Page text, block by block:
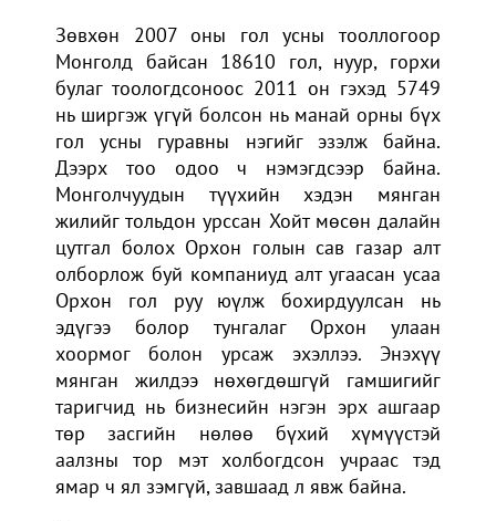
Зөвхөн 2007 оны гол усны тооллогоор
Монголд байсан 18610 гол, нуур, горхи
булаг тоологдсоноос 2011 он гэхэд 5749
нь ширгэж үгүй болсон нь манай орны бүх
гол усны гуравны нэгийг эзэлж байна.
Дээрх тоо одоо ч нэмэгдсээр байна.
Монголчуудын түүхийн хэдэн мянган
жилийг тольдон урссан Хойт мөсөн далайн
цутгал болох Орхон голын сав газар алт
олборлож буй компаниуд алт угаасан усаа
Орхон гол руу юүлж бохирдуулсан нь
эдүгээ болор тунгалаг Орхон улаан
хоормог болон урсаж эхэллээ. Энэхүү
мянган жилдээ нөхөгдөшгүй гамшигийг
таригчид нь бизнесийн нэгэн эрх ашгаар
төр засгийн нөлөө бүхий хүмүүстэй
аалзны тор мэт холбогдсон учраас тэд
ямар ч ял зэмгүй, завшаад л явж байна.